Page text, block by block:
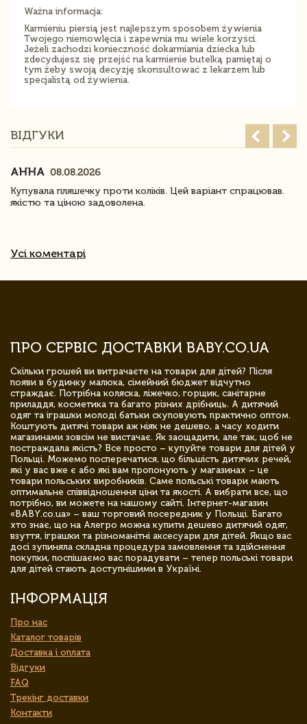
Ważna informacja:
Karmieniu piersią jest najlepszym sposobem żywienia
Twojego niemowlęcia i zapewnia mu wiele korzyści.
Jeżeli zachodzi konieczność dokarmiania dziecka lub
zdecydujesz się przejść na karmienie butelką pamiętaj o
tym żeby swoją decyzję skonsultować z lekarzem lub
specjalistą od żywienia.
ВІДГУКИ
АННА 08.08.2026
Купувала пляшечку проти коліків. Цей варіант спрацював.
якістю та ціною задоволена.
Усі коментарі
ПРО СЕРВІС ДОСТАВКИ BABY.CO.UA
Скільки грошей ви витрачаєте на товари для дітей? Після
появи в будинку малюка, сімейний бюджет відчутно
страждає. Потрібна коляска, ліжечко, горщик, санітарне
приладдя, косметика та багато різних дрібниць. А дитячий
одяг та іграшки молоді батьки скуповують практично оптом.
Коштують дитячі товари аж ніяк не дешево, а часу ходити
магазинами зовсім не вистачає. Як заощадити, але так, щоб не
постраждала якість? Все просто – купуйте товари для дітей у
Польщі. Можемо посперечатися, що більшість дитячих речей,
які у вас вже є або які вам пропонують у магазинах – це
товари польських виробників. Саме польські товари мають
оптимальне співвідношення ціни та якості. А вибрати все, що
потрібно, ви можете на нашому сайті. Інтернет-магазин
«BABY.co.ua» – ваш торговий посередник у Польщі. Багато
хто знає, що на Алегро можна купити дешево дитячий одяг,
взуття, іграшки та різноманітні аксесуари для дітей. Якщо вас
досі зупиняла складна процедура замовлення та здійснення
покупки, поспішаємо вас порадувати – тепер польські товари
для дітей стають доступнішими в Україні.
ІНФОРМАЦІЯ
Про нас
Каталог товарів
Доставка і оплата
Відгуки
FAQ
Трекінг доставки
Контакти